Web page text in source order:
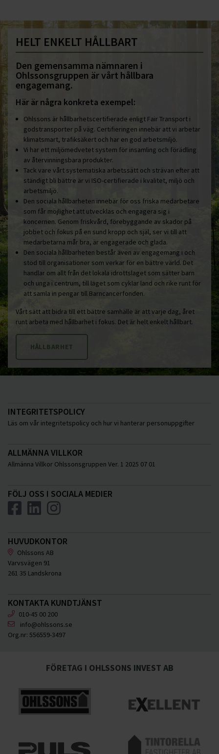
HELT ENKELT HÅLLBART
Den gemensamma nämnaren i
Ohlssonsgruppen är vårt hållbara
engagemang.
Här är några konkreta exempel:
Ohlssons är hållbarhetscertifierade enligt Fair Transport i
godstransporter på väg. Certifieringen innebär att vi arbetar
klimatsmart, trafiksäkert och har en god arbetsmiljö.
Vi har ett miljömedvetet system för insamling och förädling
av återvinningsbara produkter.
Tack vare vårt systematiska arbetssätt och strävan efter att
ständigt bli bättre är vi ISO-certifierade i kvalitet, miljö och
arbetsmiljö.
Den sociala hållbarheten innebär för oss friska medarbetare
som får möjlighet att utvecklas och engagera sig i
koncernen. Genom friskvård, förebyggande av skador på
jobbet och fokus på en sund kropp och själ, ser vi till att
medarbetarna mår bra, är engagerade och glada.
Den sociala hållbarheten består även av engagemang i och
stöd till organisationer som verkar för en bättre värld. Det
handlar om allt från det lokala idrottslaget som sätter barn
och unga i centrum, till laget som cyklar land och rike runt för
att samla in pengar till Barncancerfonden.
Vårt sätt att bidra till ett bättre samhälle är att varje dag, året
runt arbeta med hållbarhet i fokus. Det är helt enkelt hållbart.
HÅLLBARHET
INTEGRITETSPOLICY
Läs om vår integritetspolicy och hur vi hanterar personuppgifter
ALLMÄNNA VILLKOR
Allmänna Villkor Ohlssonsgruppen Ver. 1 2025 07 01
FÖLJ OSS I SOCIALA MEDIER
HUVUDKONTOR
Ohlssons AB
Varvsvägen 91
261 35 Landskrona
KONTAKTA KUNDTJÄNST
010-45 00 200
info@ohlssons.se
Org.nr: 556559-3497
FÖRETAG I OHLSSONS INVEST AB